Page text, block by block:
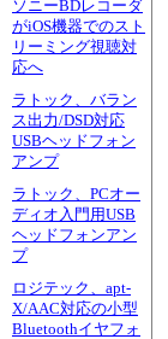
ソニーBDレコーダ
がiOS機器でのスト
リーミング視聴対
応へ
ラトック、バラン
ス出力/DSD対応
USBヘッドフォン
アンプ
ラトック、PCオー
ディオ入門用USB
ヘッドフォンアン
プ
ロジテック、apt-
X/AAC対応の小型
Bluetoothイヤフォ